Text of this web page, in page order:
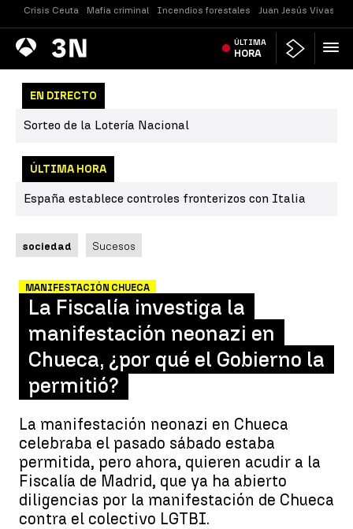
Crisis Ceuta Mafia criminal Incendios forestales Juan Jesús Vivas
Antena
3 Noticias ÚLTIMA
HORA
EN DIRECTO
Sorteo de la Lotería Nacional
ÚLTIMA HORA
España establece controles fronterizos con Italia
sociedad Sucesos
MANIFESTACIÓN CHUECA
La Fiscalía investiga la
manifestación neonazi en
Chueca, ¿por qué el Gobierno la
permitió?
La manifestación neonazi en Chueca
celebraba el pasado sábado estaba
permitida, pero ahora, quieren acudir a la
Fiscalía de Madrid, que ya ha abierto
diligencias por la manifestación de Chueca
contra el colectivo LGTBI.